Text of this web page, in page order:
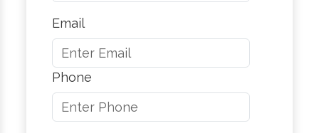
Email
Phone